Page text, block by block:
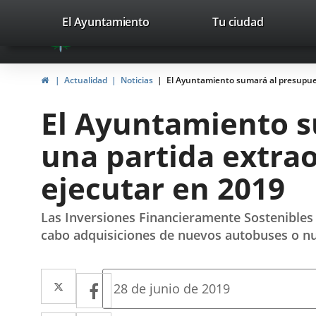
Portal
Web
del
Valladolid
avaTop
valladolid.es
El Ayuntamiento Tu ciudad
InicioActualidad Noticias El Ayuntamiento sumará al
El Ayuntamiento
una partida
ejecutar en 2019
Las Inversiones Financieramente
cabo adquisiciones de nuevos autobuses o
Twitter
Enlace
a
Facebook
Enlace
a
Fecha
28 de junio de 2019